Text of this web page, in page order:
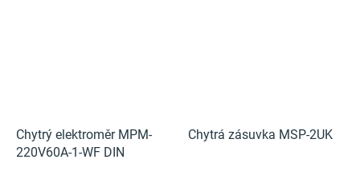
Chytrý elektroměr MPM-
220V60A-1-WF DIN
Chytrá zásuvka MSP-2UK